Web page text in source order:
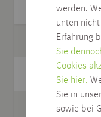
werden.
unten
Erfahrung
Sie
Cookies
Sie hier.
Sie in
sowie bei
Artikel
Holzart/Dekor
Oberfläche